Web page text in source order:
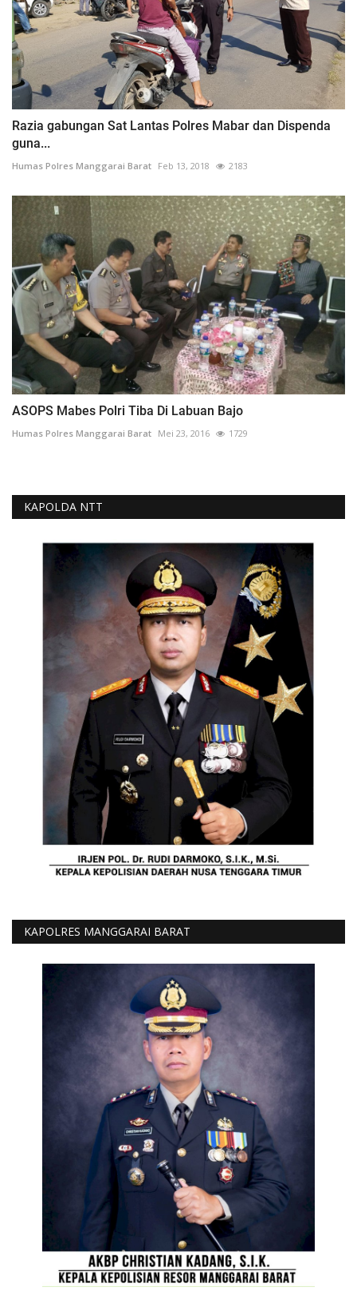
Razia gabungan Sat Lantas Polres Mabar dan Dispenda
guna...
Humas Polres Manggarai Barat Feb 13, 2018 2183
ASOPS Mabes Polri Tiba Di Labuan Bajo
Humas Polres Manggarai Barat Mei 23, 2016 1729
KAPOLDA NTT
KAPOLRES MANGGARAI BARAT